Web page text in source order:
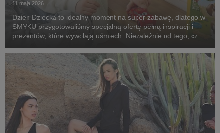
11 maja 2026
Dzień Dziecka to idealny moment na super zabawę, dlatego w
SMYKU przygotowaliśmy specjalną ofertę pełną inspiracji i
prezentów, które wywołają uśmiech. Niezależnie od tego, czy
do aktywnego spędzania czasu – w SMYKU...